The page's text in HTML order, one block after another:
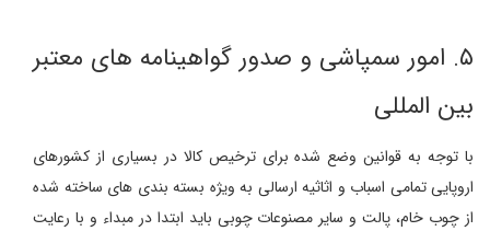
۵. امور سمپاشی و صدور گواهینامه های معتبر
بین المللی
با توجه به قوانین وضع شده برای ترخیص کالا در بسیاری از کشورهای
اروپایی تمامی اسباب و اثاثیه ارسالی به ویژه بسته بندی های ساخته شده
از چوب خام، پالت و سایر مصنوعات چوبی باید ابتدا در مبداء و با رعایت